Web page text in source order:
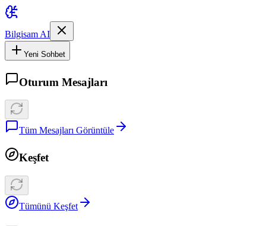
Bilgisam AI
Yeni Sohbet
Oturum Mesajları
Tüm Mesajları Görüntüle
Keşfet
Tümünü Keşfet